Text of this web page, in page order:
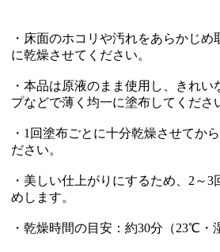
・床面のホコリや汚れをあらかじめ
に乾燥させてください。
・本品は原液のまま使用し、きれい
プなどで薄く均一に塗布してくださ
・1回塗布ごとに十分乾燥させてか
ださい。
・美しい仕上がりにするため、2～3
めします。
・乾燥時間の目安：約30分（23℃・